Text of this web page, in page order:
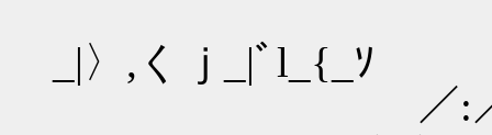
_|〉,くｊ_|ﾞl_{_ｿ
／:／ ￣